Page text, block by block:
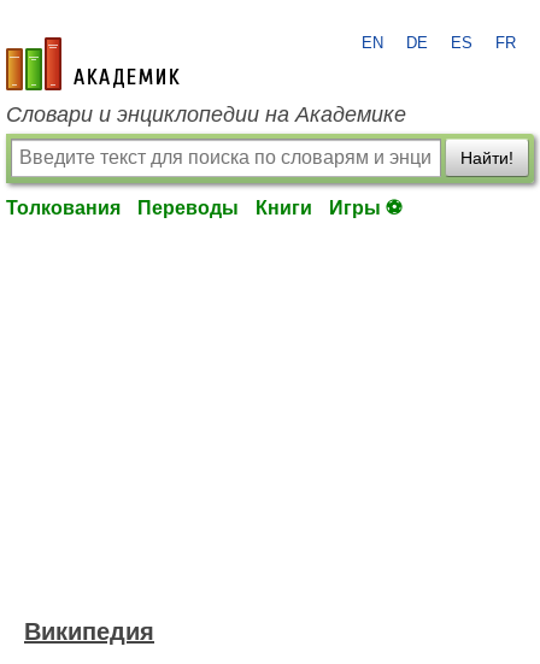
academic.ru
EN DE ES FR
Словари и энциклопедии на Академике
Найти!
Толкования Переводы Книги Игры ⚽
Википедия